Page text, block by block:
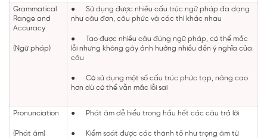
Grammatical
Range and
Accuracy
(Ngữ pháp)
● Sử dụng được nhiều cấu trúc ngữ pháp đa dạng
như câu đơn, câu phức và các thì khác nhau
● Tạo được nhiều câu đúng ngữ pháp, có thể mắc
lỗi nhưng không gây ảnh hưởng nhiều đến ý nghĩa của
câu
● Có sử dụng một số cấu trúc phức tạp, nâng cao
hơn dù có thể vẫn mắc lỗi sai
Pronunciation
(Phát âm)
● Phát âm dễ hiểu trong hầu hết các câu trả lời
● Kiểm soát được các thành tố như trọng âm từ